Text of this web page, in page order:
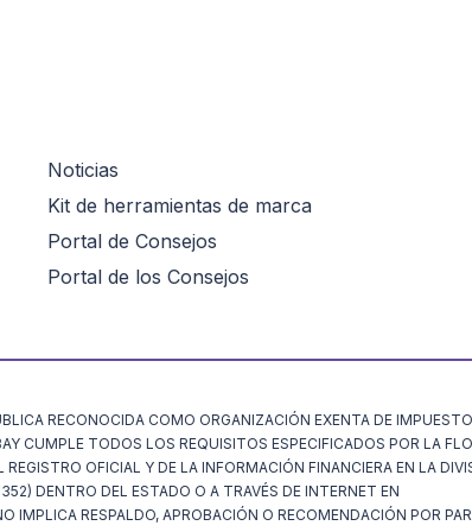
Noticias
Kit de herramientas de marca
Portal de Consejos
Portal de los Consejos
RECONOCIDA COMO ORGANIZACIÓN EXENTA DE
CUMPLE TODOS LOS REQUISITOS ESPECIFICADOS POR LA
OFICIAL Y DE LA INFORMACIÓN FINANCIERA EN LA
DENTRO DEL ESTADO O A TRAVÉS DE INTERNET EN
RESPALDO, APROBACIÓN O RECOMENDACIÓN POR